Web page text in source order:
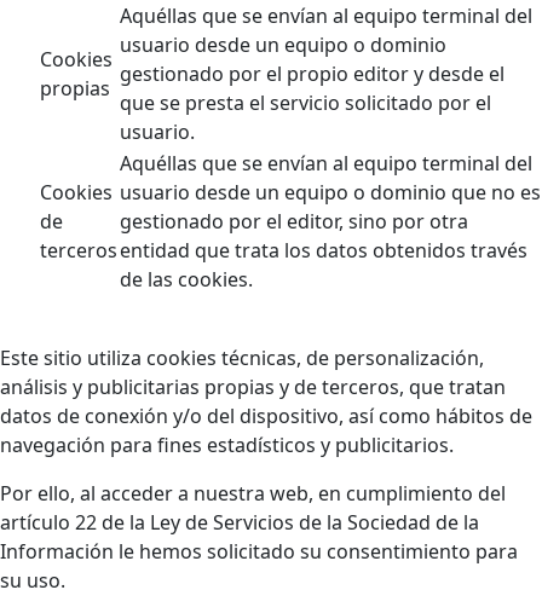
Cookies
propias
Aquéllas que se envían al equipo terminal del
usuario desde un equipo o dominio
gestionado por el propio editor y desde el
que se presta el servicio solicitado por el
usuario.
Cookies
de
terceros
Aquéllas que se envían al equipo terminal del
usuario desde un equipo o dominio que no es
gestionado por el editor, sino por otra
entidad que trata los datos obtenidos través
de las cookies.
Este sitio utiliza cookies técnicas, de personalización,
análisis y publicitarias propias y de terceros, que tratan
datos de conexión y/o del dispositivo, así como hábitos de
navegación para fines estadísticos y publicitarios.
Por ello, al acceder a nuestra web, en cumplimiento del
artículo 22 de la Ley de Servicios de la Sociedad de la
Información le hemos solicitado su consentimiento para
su uso.